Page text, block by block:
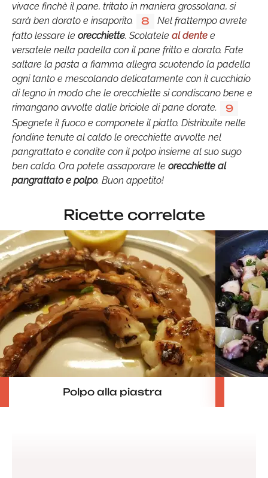
vivace finchè il pane, tritato in maniera grossolana, si
sarà ben dorato e insaporito.
8
Nel frattempo avrete
fatto lessare le orecchiette. Scolatele al dente e
versatele nella padella con il pane fritto e dorato. Fate
saltare la pasta a fiamma allegra scuotendo la padella
ogni tanto e mescolando delicatamente con il cucchiaio
di legno in modo che le orecchiette si condiscano bene e
rimangano avvolte dalle briciole di pane dorate.
9
Spegnete il fuoco e componete il piatto. Distribuite nelle
fondine tenute al caldo le orecchiette avvolte nel
pangrattato e condite con il polpo insieme al suo sugo
ben caldo. Ora potete assaporare le orecchiette al
pangrattato e polpo. Buon appetito!
Ricette correlate
Polpo alla piastra